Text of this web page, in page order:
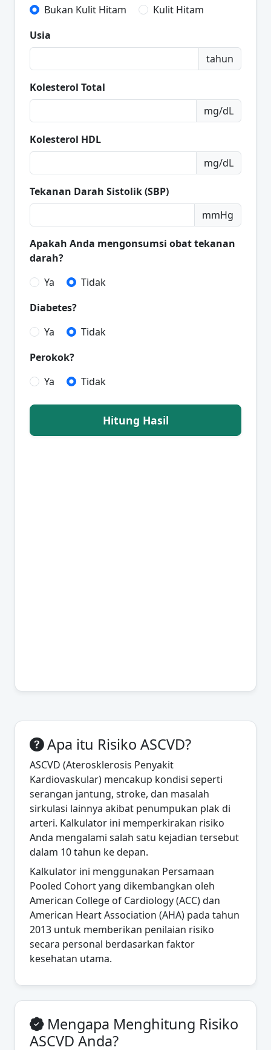
Bukan Kulit Hitam
Kulit Hitam
Usia
tahun
Kolesterol Total
mg/dL
Kolesterol HDL
mg/dL
Tekanan Darah Sistolik (SBP)
mmHg
Apakah Anda mengonsumsi obat tekanan
darah?
Ya
Tidak
Diabetes?
Ya
Tidak
Perokok?
Ya
Tidak
Hitung Hasil
Apa itu Risiko ASCVD?
ASCVD (Aterosklerosis Penyakit
Kardiovaskular) mencakup kondisi seperti
serangan jantung, stroke, dan masalah
sirkulasi lainnya akibat penumpukan plak di
arteri. Kalkulator ini memperkirakan risiko
Anda mengalami salah satu kejadian tersebut
dalam 10 tahun ke depan.
Kalkulator ini menggunakan Persamaan
Pooled Cohort yang dikembangkan oleh
American College of Cardiology (ACC) dan
American Heart Association (AHA) pada tahun
2013 untuk memberikan penilaian risiko
secara personal berdasarkan faktor
kesehatan utama.
Mengapa Menghitung Risiko
ASCVD Anda?